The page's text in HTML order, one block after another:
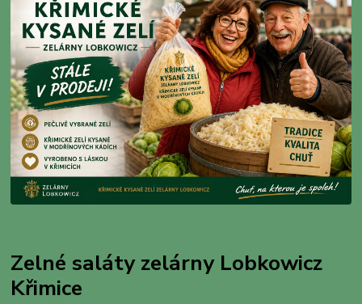
Zelné saláty zelárny Lobkowicz
Křimice